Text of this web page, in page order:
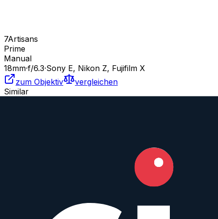
7Artisans
Prime
Manual
18mm·f/6.3·Sony E, Nikon Z, Fujifilm X
zum Objektiv
vergleichen
Similar